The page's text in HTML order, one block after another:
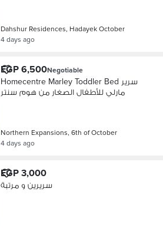
Dahshur Residences, Hadayek October
4 days ago
EGP 6,500Negotiable
Homecentre Marley Toddler Bed سرير
مارلي للأطفال الصغار من هوم سنتر
Northern Expansions, 6th of October
4 days ago
EGP 3,000
سريرين و مرتبة